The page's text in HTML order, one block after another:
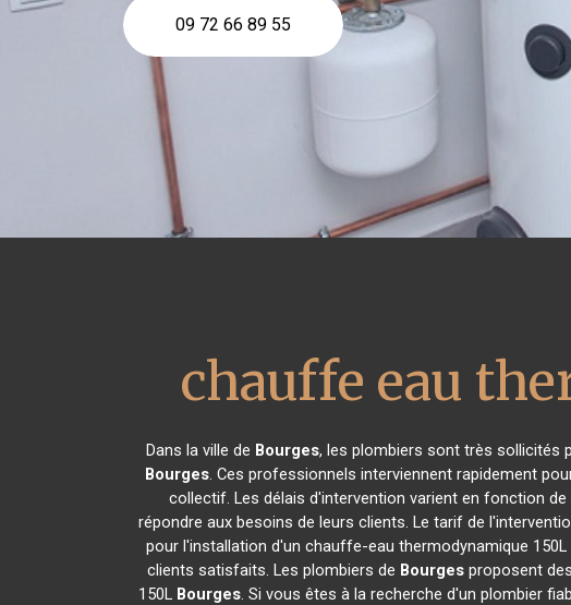
09 72 66 89 55
chauffe eau
Dans la ville de Bourges, les plombiers sont très sollicités
Bourges. Ces professionnels interviennent rapidement
collectif. Les délais d'intervention varient en fonction
répondre aux besoins de leurs clients. Le tarif de
pour l'installation d'un chauffe-eau thermodynamique 150L
clients satisfaits. Les plombiers de Bourges proposent
150L Bourges. Si vous êtes à la recherche d'un plombier